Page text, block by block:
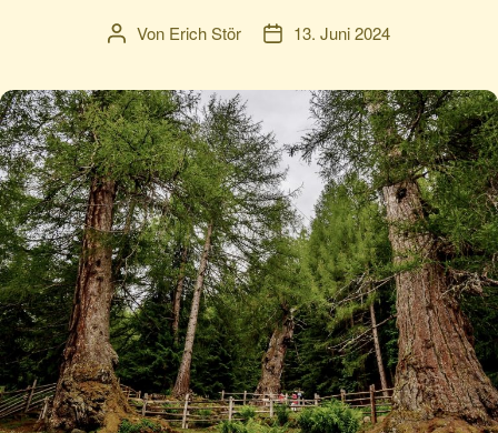
Beitragsautor
Von Erich Stör Veröffentlichungsdatum
13. Juni 2024